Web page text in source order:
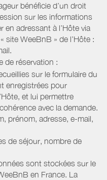
bénéficie d’un droit
sur les informations
en adressant à l’Hôte via
site WeeBnB » de l’Hôte :
de réservation :
sur le formulaire du
enregistrées pour
et lui permettre
avec la demande.
prénom, adresse, e-mail,
de séjour, nombre de
sont stockées sur le
en France. La